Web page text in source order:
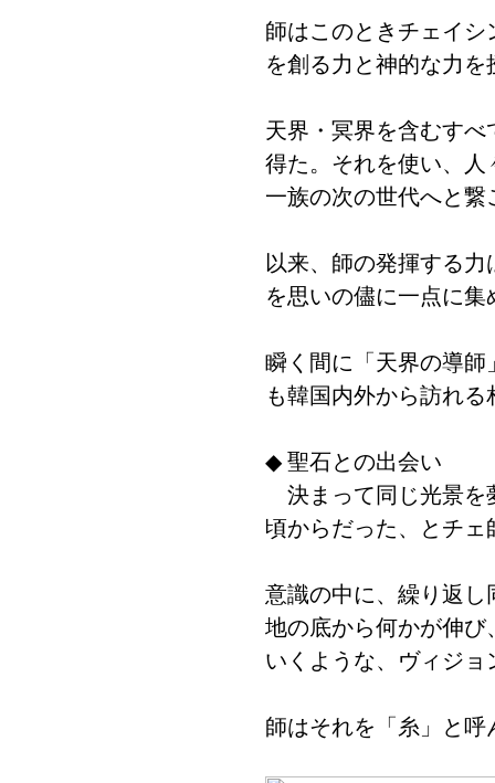
師はこのときチェイ
を創る力と神的な力を
天界・冥界を含むす
得た。それを使い、
一族の次の世代へと
以来、師の発揮する
を思いの儘に一点に
瞬く間に「天界の導
も韓国内外から訪れ
◆ 聖石との出会い
決まって同じ光景を
頃からだった、とチェ
意識の中に、繰り返
地の底から何かが伸
いくような、ヴィジョ
師はそれを「糸」と呼